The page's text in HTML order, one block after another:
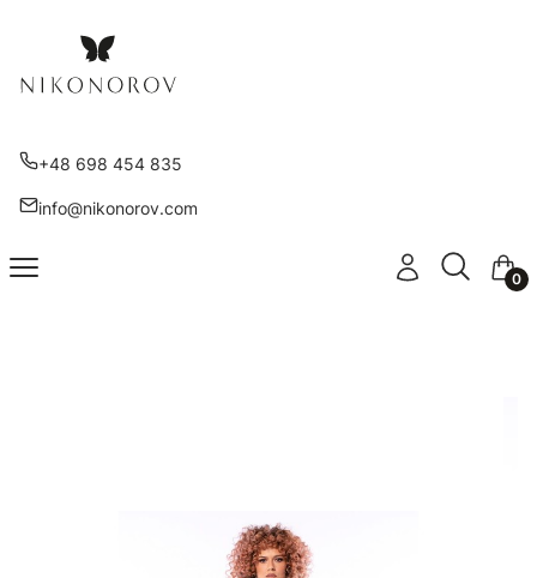
+48 698 454 835
info@nikonorov.com
Menu Zaloguj sięOtwórz
Szukaj